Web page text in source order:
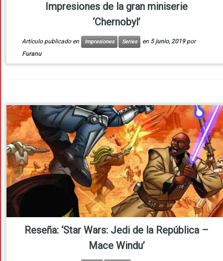
Impresiones de la gran miniserie
‘Chernobyl’
Artículo publicado en Impresiones Series en 5 junio, 2019 por
Furanu
Reseña: ‘Star Wars: Jedi de la República –
Mace Windu’